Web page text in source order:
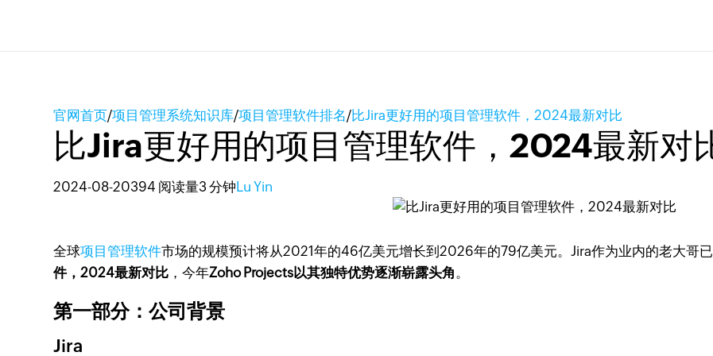
官网首页/项目管理系统知识库/项目管理软件排名/比Jira更好用的项目管理软件，2024最新对比
比Jira更好用的项目管理软件，2024最新对
2024-08-20394 阅读量3 分钟 Lu Yin
全球项目管理软件市场的规模预计将从2021年的46亿美元增长到2026年的79亿美元。Jira作为业内的老大哥
件，2024最新对比 ，今年Zoho Projects以其独特优势逐渐崭露头角。
第一部分：公司背景
Jira